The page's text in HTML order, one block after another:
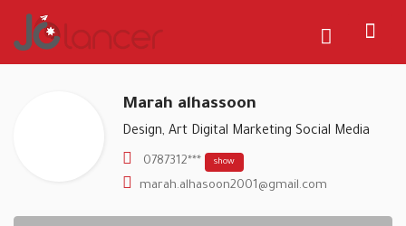
Marah alhassoon
Design, Art Digital Marketing Social Media
0787312*** show
marah.alhasoon2001@gmail.com